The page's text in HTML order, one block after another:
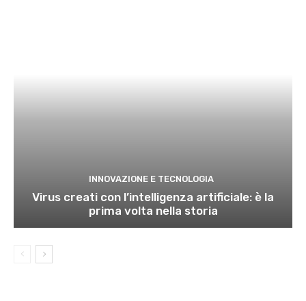
INNOVAZIONE E TECNOLOGIA
Virus creati con l’intelligenza artificiale: è la
prima volta nella storia